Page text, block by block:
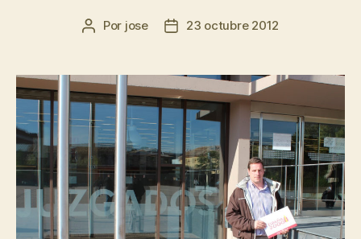
Por jose 23 octubre 2012